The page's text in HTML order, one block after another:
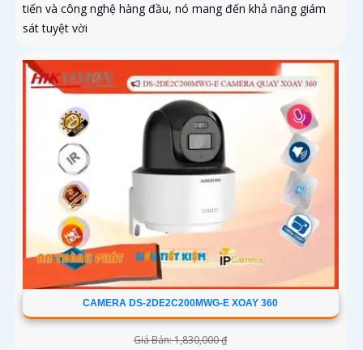
tiến và công nghệ hàng đầu, nó mang đến khả năng giám
sát tuyệt vời
CAMERA DS-2DE2C200MWG-E XOAY 360
Giá Bán: 1,830,000 ₫